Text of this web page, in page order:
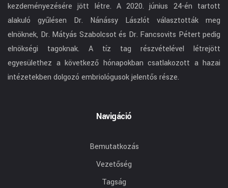
kezdeményezésére jött létre. A 2020. június 24-én tartott
alakuló gyűlésen Dr. Nánássy Lászlót választották meg
elnöknek, Dr. Mátyás Szabolcsot és Dr. Fancsovits Pétert pedig
elnökségi tagoknak. A tíz tag részvételével létrejött
egyesülethez a következő hónapokban csatlakozott a hazai
intézetekben dolgozó embriológusok jelentős része.
Navigáció
Bemutatkozás
Vezetőség
Tagság